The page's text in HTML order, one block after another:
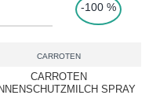
-100 %
CARROTEN
CARROTEN
SPRAY